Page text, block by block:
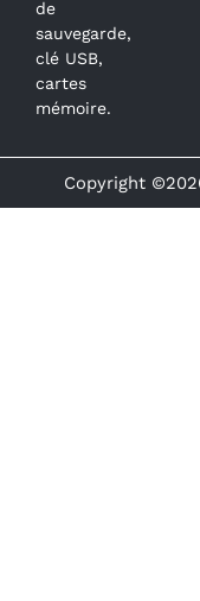
de
sauvegarde,
clé USB,
cartes
mémoire.
Copyright